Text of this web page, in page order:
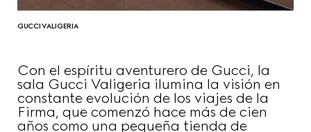
GUCCI VALIGERIA
Con el espíritu aventurero de Gucci, la
sala Gucci Valigeria ilumina la visión en
constante evolución de los viajes de la
Firma, que comenzó hace más de cien
años como una pequeña tienda de